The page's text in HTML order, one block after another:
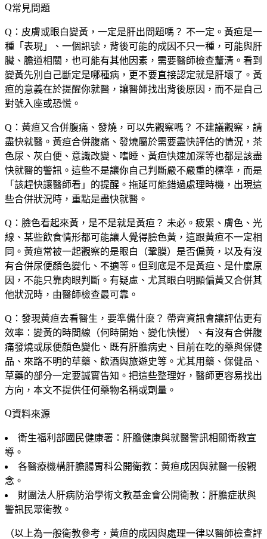
常見問題
Q：皮膚或眼白變黃，一定是肝出問題嗎？ 不一定。黃疸是一
種「表現」、一個訊號，背後可能的成因不只一種，可能與肝
臟、膽道相關，也可能有其他因素，需要醫師檢查釐清。看到
變黃先別自己斷定是哪種病，更不要直接認定就是肝壞了。黃
疸的意義在於提醒你就醫，讓醫師找出背後原因，而不是自己
對號入座或恐慌。
Q：黃疸又合併腹痛、發燒，可以先觀察嗎？ 不建議觀察，請
盡快就醫。黃疸合併腹痛、發燒屬於需要盡快評估的情況，茶
色尿、灰白便、意識改變、嗜睡、黃疸快速加深等也都是該盡
快就醫的警訊。這些不是讓你自己判斷嚴不嚴重的標準，而是
「該趕快讓醫師看」的提醒。拖延可能錯過處理時機，出現這
些合併狀況時，重點是盡快就醫。
Q：臉色看起來黃，是不是就是黃疸？ 未必。疲累、膚色、光
線、某些飲食情形都可能讓人覺得臉色黃，這跟黃疸不一定相
同。黃疸常被一起觀察的是眼白（鞏膜）是否偏黃，以及有沒
有合併尿便顏色變化、不適等。但到底是不是黃疸、是什麼原
因，不能只靠肉眼判斷。有疑慮、尤其眼白明顯偏黃又合併其
他狀況時，由醫師檢查最可靠。
Q：發現黃疸去看醫生，要準備什麼？ 帶齊資訊會讓評估更有
效率：變黃的時間線（何時開始、變化快慢）、有沒有合併腹
痛發燒或尿便顏色變化、既有肝膽病史、目前在吃的藥與保健
品、來路不明的草藥、飲酒與旅遊史等。尤其用藥、保健品、
草藥的部分一定要誠實告知。把這些整理好，醫師更容易找出
方向，本文不提供任何藥物名稱或劑量。
資料來源
衛生福利部國民健康署：肝膽健康與就醫警訊相關衛教宣
導。
各醫療機構肝膽腸胃科公開衛教：黃疸成因與就醫一般觀
念。
財團法人肝病防治學術文教基金會公開衛教：肝膽症狀與
警訊民眾衛教。
（以上為一般衛教參考，黃疸的成因與處理一律以醫師檢查評